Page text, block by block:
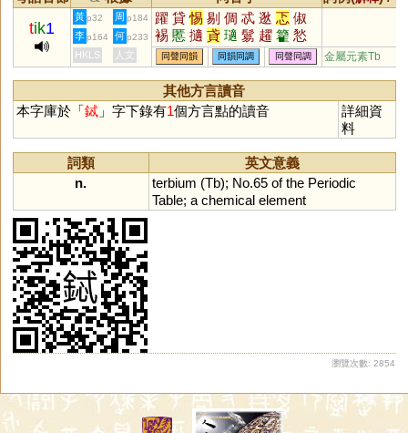
tik1
黃 p32 周 p184 躍 貸 惕 剔 倜 忒 逖 忑 俶
裼 慝 擿 貣 瓋 鬄 趯 籊 悐
李 p164 何 p233
HKLS 人文 同聲同韻 同韻同調 同聲同調 金屬元素Tb
其他方言讀音
本字庫於「 鋱」字下錄有1個方言點的讀音
詳細資
料
詞類
英文意義
n.
terbium (Tb); No.65 of the Periodic
Table; a chemical element
瀏覽次數: 2854